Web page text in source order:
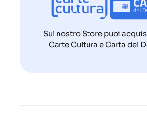
Sul nostro Store puoi
Carte Cultura e Carta del